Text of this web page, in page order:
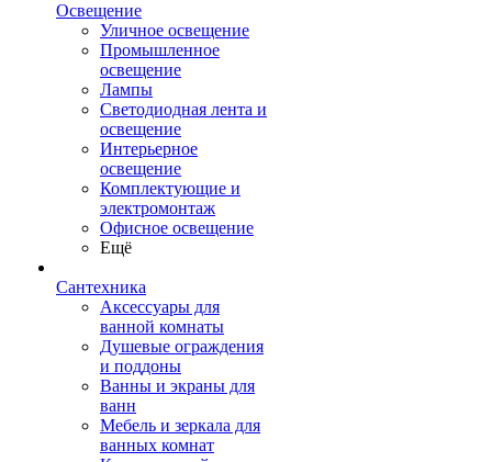
Освещение
Уличное освещение
Промышленное
освещение
Лампы
Светодиодная лента и
освещение
Интерьерное
освещение
Комплектующие и
электромонтаж
Офисное освещение
Ещё
Сантехника
Аксессуары для
ванной комнаты
Душевые ограждения
и поддоны
Ванны и экраны для
ванн
Мебель и зеркала для
ванных комнат